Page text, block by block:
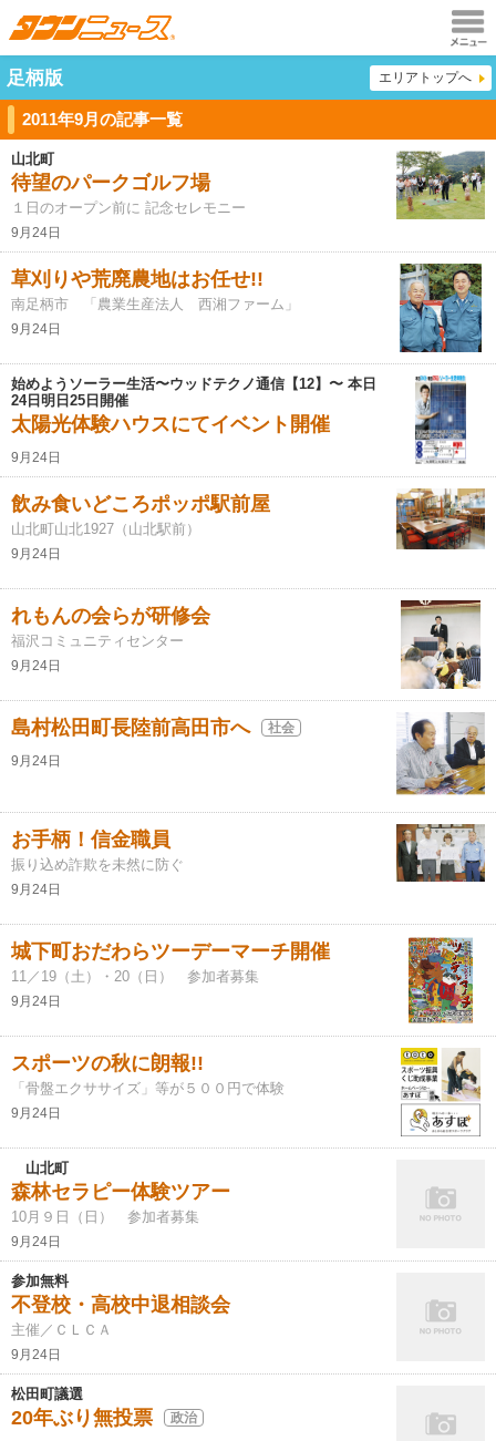
メニュ
ー
足柄版 エリアトップへ
2011年9月の記事一覧
山北町
待望のパークゴルフ場
１日のオープン前に 記念セレモニー
9月24日
草刈りや荒廃農地はお任せ!!
南足柄市 「農業生産法人 西湘ファーム」
9月24日
始めようソーラー生活〜ウッドテクノ通信【12】〜 本日
24日明日25日開催
太陽光体験ハウスにてイベント開催
9月24日
飲み食いどころポッポ駅前屋
山北町山北1927（山北駅前）
9月24日
れもんの会らが研修会
福沢コミュニティセンター
9月24日
島村松田町長陸前高田市へ 社会
9月24日
お手柄！信金職員
振り込め詐欺を未然に防ぐ
9月24日
城下町おだわらツーデーマーチ開催
11／19（土）・20（日） 参加者募集
9月24日
スポーツの秋に朗報!!
「骨盤エクササイズ」等が５００円で体験
9月24日
山北町
森林セラピー体験ツアー
10月９日（日） 参加者募集
9月24日
参加無料
不登校・高校中退相談会
主催／ＣＬＣＡ
9月24日
松田町議選
20年ぶり無投票 政治